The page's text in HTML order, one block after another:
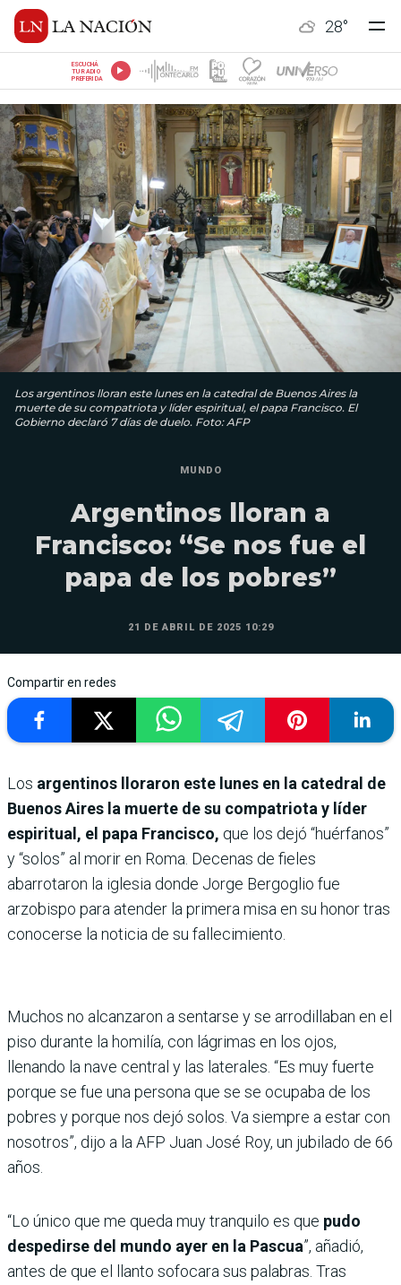
28°
ESCUCHÁ
TU RADIO
PREFERIDA
Los argentinos lloran este lunes en la catedral de Buenos Aires la
muerte de su compatriota y líder espiritual, el papa Francisco. El
Gobierno declaró 7 días de duelo. Foto: AFP
MUNDO
Argentinos lloran a
Francisco: “Se nos fue el
papa de los pobres”
21 DE ABRIL DE 2025 10:29
Compartir en redes
Los argentinos lloraron este lunes en la catedral de
Buenos Aires la muerte de su compatriota y líder
espiritual, el papa Francisco, que los dejó “huérfanos”
y “solos” al morir en Roma. Decenas de fieles
abarrotaron la iglesia donde Jorge Bergoglio fue
arzobispo para atender la primera misa en su honor tras
conocerse la noticia de su fallecimiento.
Muchos no alcanzaron a sentarse y se arrodillaban en el
piso durante la homilía, con lágrimas en los ojos,
llenando la nave central y las laterales. “Es muy fuerte
porque se fue una persona que se se ocupaba de los
pobres y porque nos dejó solos. Va siempre a estar con
nosotros”, dijo a la AFP Juan José Roy, un jubilado de 66
años.
“Lo único que me queda muy tranquilo es que pudo
despedirse del mundo ayer en la Pascua”, añadió,
antes de que el llanto sofocara sus palabras. Tras